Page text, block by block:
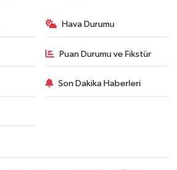
Hava Durumu
Puan Durumu ve Fikstür
Son Dakika Haberleri